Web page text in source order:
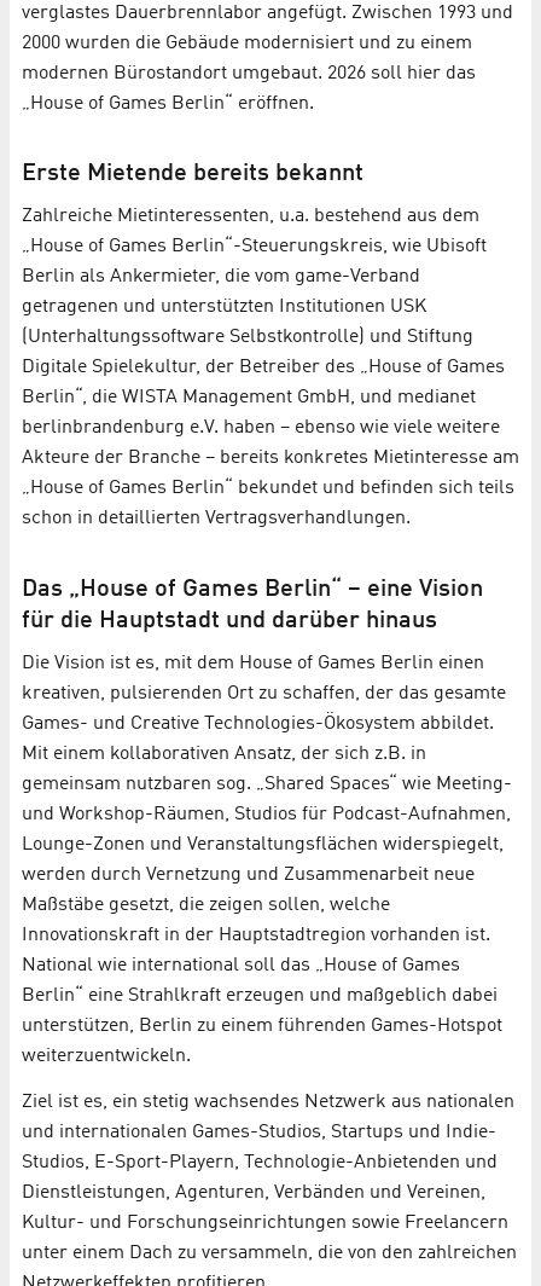
verglastes Dauerbrennlabor angefügt. Zwischen 1993 und
2000 wurden die Gebäude modernisiert und zu einem
modernen Bürostandort umgebaut. 2026 soll hier das
„House of Games Berlin“ eröffnen.
Erste Mietende bereits bekannt
Zahlreiche Mietinteressenten, u.a. bestehend aus dem
„House of Games Berlin“-Steuerungskreis, wie Ubisoft
Berlin als Ankermieter, die vom game-Verband
getragenen und unterstützten Institutionen USK
(Unterhaltungssoftware Selbstkontrolle) und Stiftung
Digitale Spielekultur, der Betreiber des „House of Games
Berlin“, die WISTA Management GmbH, und medianet
berlinbrandenburg e.V. haben – ebenso wie viele weitere
Akteure der Branche – bereits konkretes Mietinteresse am
„House of Games Berlin“ bekundet und befinden sich teils
schon in detaillierten Vertragsverhandlungen.
Das „House of Games Berlin“ – eine Vision
für die Hauptstadt und darüber hinaus
Die Vision ist es, mit dem House of Games Berlin einen
kreativen, pulsierenden Ort zu schaffen, der das gesamte
Games- und Creative Technologies-Ökosystem abbildet.
Mit einem kollaborativen Ansatz, der sich z.B. in
gemeinsam nutzbaren sog. „Shared Spaces“ wie Meeting-
und Workshop-Räumen, Studios für Podcast-Aufnahmen,
Lounge-Zonen und Veranstaltungsflächen widerspiegelt,
werden durch Vernetzung und Zusammenarbeit neue
Maßstäbe gesetzt, die zeigen sollen, welche
Innovationskraft in der Hauptstadtregion vorhanden ist.
National wie international soll das „House of Games
Berlin“ eine Strahlkraft erzeugen und maßgeblich dabei
unterstützen, Berlin zu einem führenden Games-Hotspot
weiterzuentwickeln.
Ziel ist es, ein stetig wachsendes Netzwerk aus nationalen
und internationalen Games-Studios, Startups und Indie-
Studios, E-Sport-Playern, Technologie-Anbietenden und
Dienstleistungen, Agenturen, Verbänden und Vereinen,
Kultur- und Forschungseinrichtungen sowie Freelancern
unter einem Dach zu versammeln, die von den zahlreichen